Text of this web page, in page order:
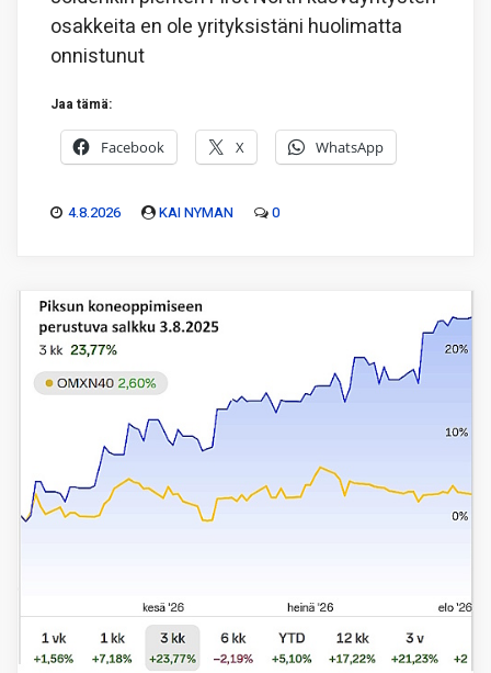
osakkeita en ole yrityksistäni huolimatta
onnistunut
Jaa tämä:
Facebook X WhatsApp
4.8.2026 KAI NYMAN 0